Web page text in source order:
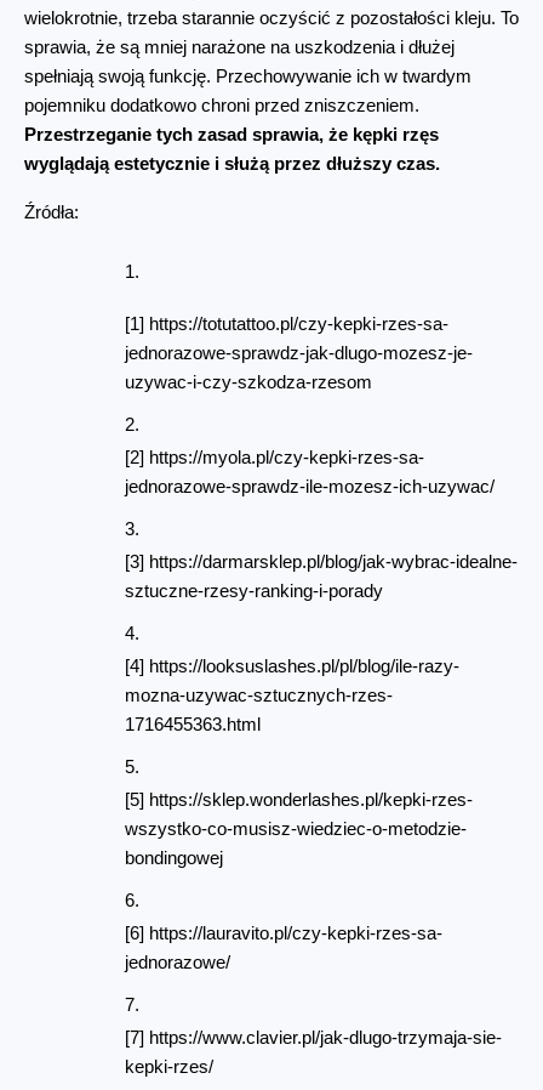
wielokrotnie, trzeba starannie oczyścić z pozostałości kleju. To
sprawia, że są mniej narażone na uszkodzenia i dłużej
spełniają swoją funkcję. Przechowywanie ich w twardym
Przestrzeganie tych zasad sprawia, że kępki rzęs
wyglądają estetycznie i służą przez dłuższy czas.
Źródła:
[1] https://totutattoo.pl/czy-kepki-rzes-sa-
jednorazowe-sprawdz-jak-dlugo-mozesz-je-
uzywac-i-czy-szkodza-rzesom
[2] https://myola.pl/czy-kepki-rzes-sa-
jednorazowe-sprawdz-ile-mozesz-ich-uzywac/
[3] https://darmarsklep.pl/blog/jak-wybrac-idealne-
sztuczne-rzesy-ranking-i-porady
[4] https://looksuslashes.pl/pl/blog/ile-razy-
mozna-uzywac-sztucznych-rzes-
1716455363.html
[5] https://sklep.wonderlashes.pl/kepki-rzes-
wszystko-co-musisz-wiedziec-o-metodzie-
bondingowej
[6] https://lauravito.pl/czy-kepki-rzes-sa-
jednorazowe/
[7] https://www.clavier.pl/jak-dlugo-trzymaja-sie-
kepki-rzes/